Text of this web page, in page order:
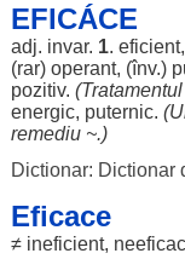
EFICÁCE
adj. invar. 1. eficient,
(rar) operant, (înv.)
pozitiv. (Tratamentul
energic, puternic.
remediu~.)
Dictionar: Dictionar
Eficace
≠ ineficient,